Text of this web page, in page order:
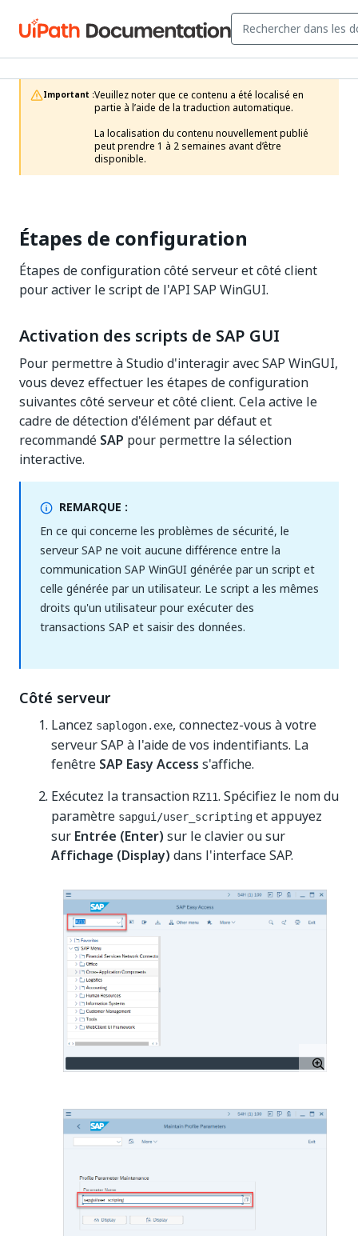
Important :Veuillez noter que ce contenu a été localisé en
partie à l’aide de la traduction automatique.
La localisation du contenu nouvellement publié
peut prendre 1 à 2 semaines avant d’être
disponible.
Étapes de configuration
Étapes de configuration côté serveur et côté client
pour activer le script de l'API SAP WinGUI.
Activation des scripts de SAP GUI
Pour permettre à Studio d'interagir avec SAP WinGUI,
vous devez effectuer les étapes de configuration
suivantes côté serveur et côté client. Cela active le
cadre de détection d'élément par défaut et
recommandé SAP pour permettre la sélection
interactive.
REMARQUE :
En ce qui concerne les problèmes de sécurité, le
serveur SAP ne voit aucune différence entre la
communication SAP WinGUI générée par un script et
celle générée par un utilisateur. Le script a les mêmes
droits qu'un utilisateur pour exécuter des
transactions SAP et saisir des données.
Côté serveur
Lancez saplogon.exe, connectez-vous à votre
serveur SAP à l'aide de vos indentifiants. La
fenêtre SAP Easy Access s'affiche.
Exécutez la transaction RZ11. Spécifiez le nom du
paramètre sapgui/user_scripting et appuyez
sur Entrée (Enter) sur le clavier ou sur
Affichage (Display) dans l'interface SAP.